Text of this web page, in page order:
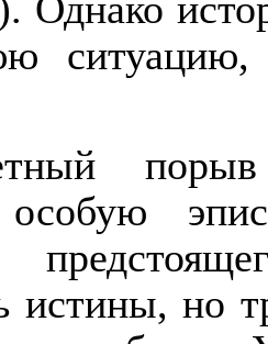
Однако
истины, но